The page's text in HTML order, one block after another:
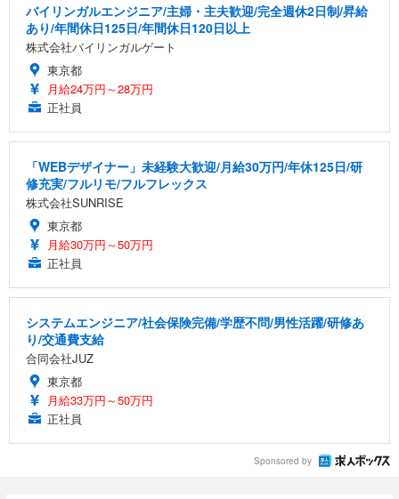
バイリンガルエンジニア/主婦・主夫歓迎/完全週休2日制/昇給
あり/年間休日125日/年間休日120日以上
株式会社バイリンガルゲート
東京都
月給24万円～28万円
正社員
「WEBデザイナー」未経験大歓迎/月給30万円/年休125日/研
修充実/フルリモ/フルフレックス
株式会社SUNRISE
東京都
月給30万円～50万円
正社員
システムエンジニア/社会保険完備/学歴不問/男性活躍/研修あ
り/交通費支給
合同会社JUZ
東京都
月給33万円～50万円
正社員
Sponsored by